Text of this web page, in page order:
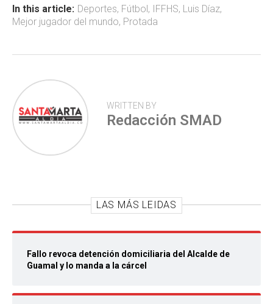
ok p
p
tir
In this article: Deportes, Fútbol, IFFHS, Luis Díaz,
Mejor jugador del mundo, Protada
WRITTEN BY
Redacción SMAD
LAS MÁS LEIDAS
Fallo revoca detención domiciliaria del Alcalde de
Guamal y lo manda a la cárcel